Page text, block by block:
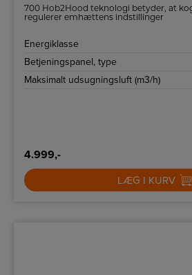
700 Hob2Hood teknologi betyder, at
regulerer emhættens indstillinger
Energiklasse
Betjeningspanel, type
Maksimalt udsugningsluft (m3/h)
4.999,-
LÆG I KURV